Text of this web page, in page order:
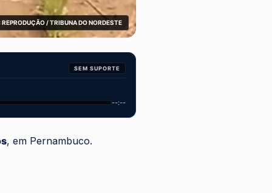
/ TRIBUNA DO NORDESTE
SEM SUPORTE
--:--
, em Pernambuco.